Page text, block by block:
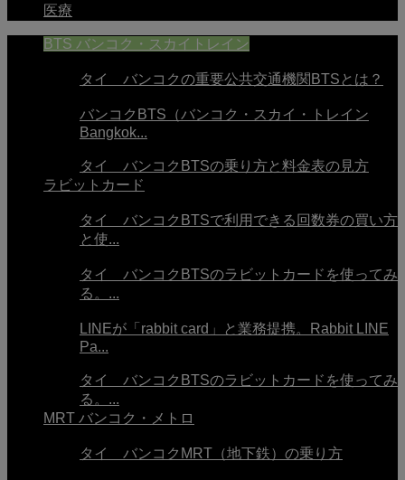
医療
BTS バンコク・スカイトレイン
タイ バンコクの重要公共交通機関BTSとは？
バンコクBTS（バンコク・スカイ・トレイン
Bangkok...
タイ バンコクBTSの乗り方と料金表の見方
ラビットカード
タイ バンコクBTSで利用できる回数券の買い方
と使...
タイ バンコクBTSのラビットカードを使ってみ
る。...
LINEが「rabbit card」と業務提携。Rabbit LINE
Pa...
タイ バンコクBTSのラビットカードを使ってみ
る。...
MRT バンコク・メトロ
タイ バンコクMRT（地下鉄）の乗り方